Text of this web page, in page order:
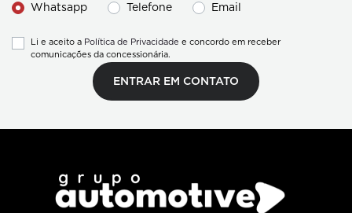
Whatsapp
Telefone Email
Li e aceito a Política de Privacidade e concordo em receber
comunicações da concessionária.
ENTRAR EM CONTATO